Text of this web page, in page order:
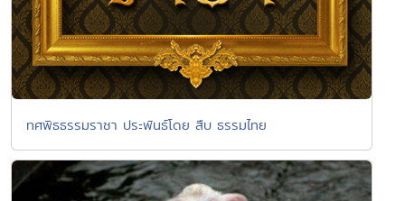
ทศพิธธรรมราชา ประพันธ์โดย สืบ ธรรมไทย